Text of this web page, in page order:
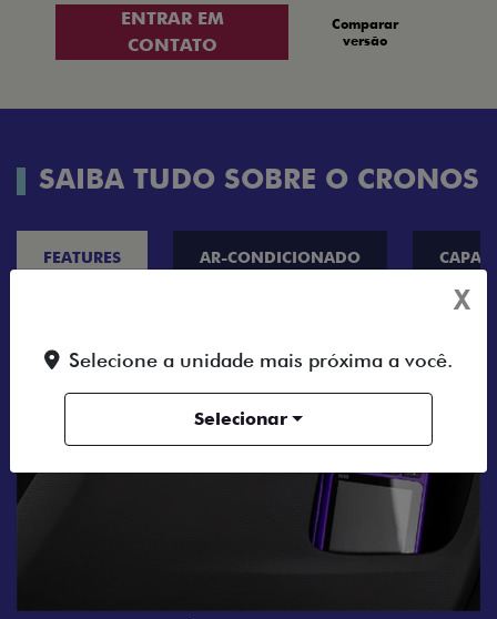
ENTRAR EM
CONTATO
Comparar
versão
SAIBA TUDO SOBRE O CRONOS
FEATURES AR-CONDICIONADO
X
Selecione a unidade mais próxima a você.
Selecionar